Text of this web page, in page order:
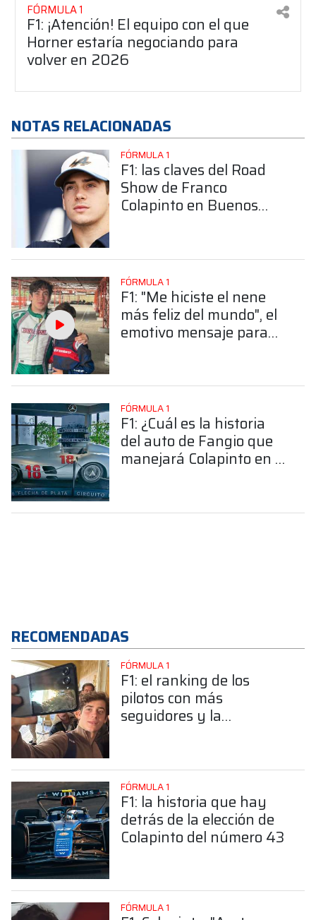
FÓRMULA 1
F1: ¡Atención! El equipo con el que
Horner estaría negociando para
volver en 2026
NOTAS RELACIONADAS
FÓRMULA 1
F1: las claves del Road
Show de Franco
Colapinto en Buenos
FÓRMULA 1
F1: "Me hiciste el nene
más feliz del mundo", el
emotivo mensaje para
FÓRMULA 1
F1: ¿Cuál es la historia
del auto de Fangio que
manejará Colapinto en el
RECOMENDADAS
FÓRMULA 1
F1: el ranking de los
pilotos con más
seguidores y la
FÓRMULA 1
F1: la historia que hay
detrás de la elección de
Colapinto del número 43
FÓRMULA 1